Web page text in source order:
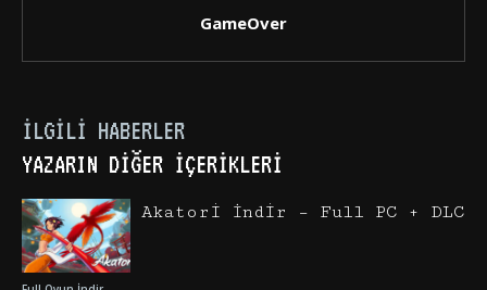
GameOver
İLGILI HABERLER
YAZARIN DIĞER İÇERIKLERI
Akatori İndir – Full PC + DLC